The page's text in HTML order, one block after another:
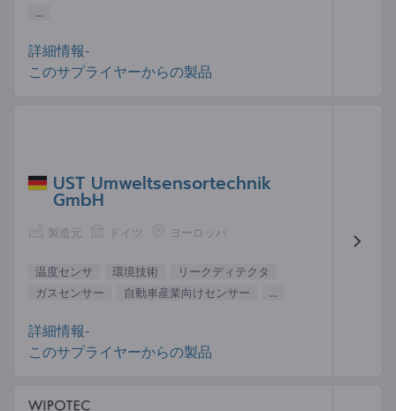
...
詳細情報-
このサプライヤーからの製品
UST Umweltsensortechnik
GmbH
製造元 ドイツ ヨーロッパ
温度センサ 環境技術
リークディテクタ
ガスセンサー
自動車産業向けセンサー ...
詳細情報-
このサプライヤーからの製品